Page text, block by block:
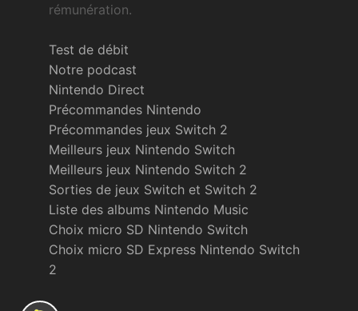
rémunération.
Test de débit
Notre podcast
Nintendo Direct
Précommandes Nintendo
Précommandes jeux Switch 2
Meilleurs jeux Nintendo Switch
Meilleurs jeux Nintendo Switch 2
Sorties de jeux Switch et Switch 2
Liste des albums Nintendo Music
Choix micro SD Nintendo Switch
Choix micro SD Express Nintendo Switch
2